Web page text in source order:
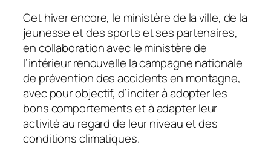
Cet hiver encore, le ministère de la ville, de la
jeunesse et des sports et ses partenaires,
en collaboration avec le ministère de
l’intérieur renouvelle la campagne nationale
de prévention des accidents en montagne,
avec pour objectif, d’inciter à adopter les
bons comportements et à adapter leur
activité au regard de leur niveau et des
conditions climatiques.